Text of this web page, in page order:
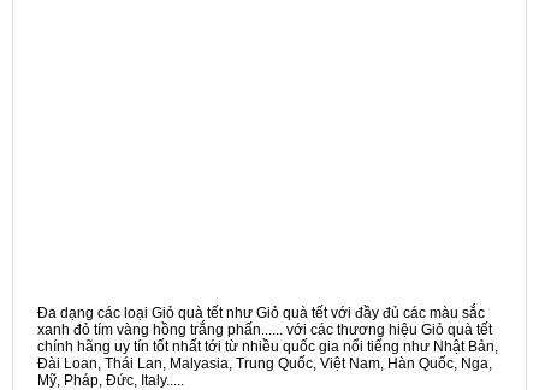
Đa dạng các loại Giỏ quà tết như Giỏ quà tết với đầy đủ các màu sắc
xanh đỏ tím vàng hồng trắng phấn...... với các thương hiệu Giỏ quà tết
chính hãng uy tín tốt nhất tới từ nhiều quốc gia nổi tiếng như Nhật Bản,
Đài Loan, Thái Lan, Malyasia, Trung Quốc, Việt Nam, Hàn Quốc, Nga,
Mỹ, Pháp, Đức, Italy.....